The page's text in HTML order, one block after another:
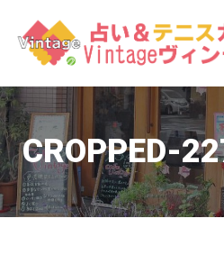
ン
テ
ツ
へ
ス
キ
ッ
プ
CROPPED-